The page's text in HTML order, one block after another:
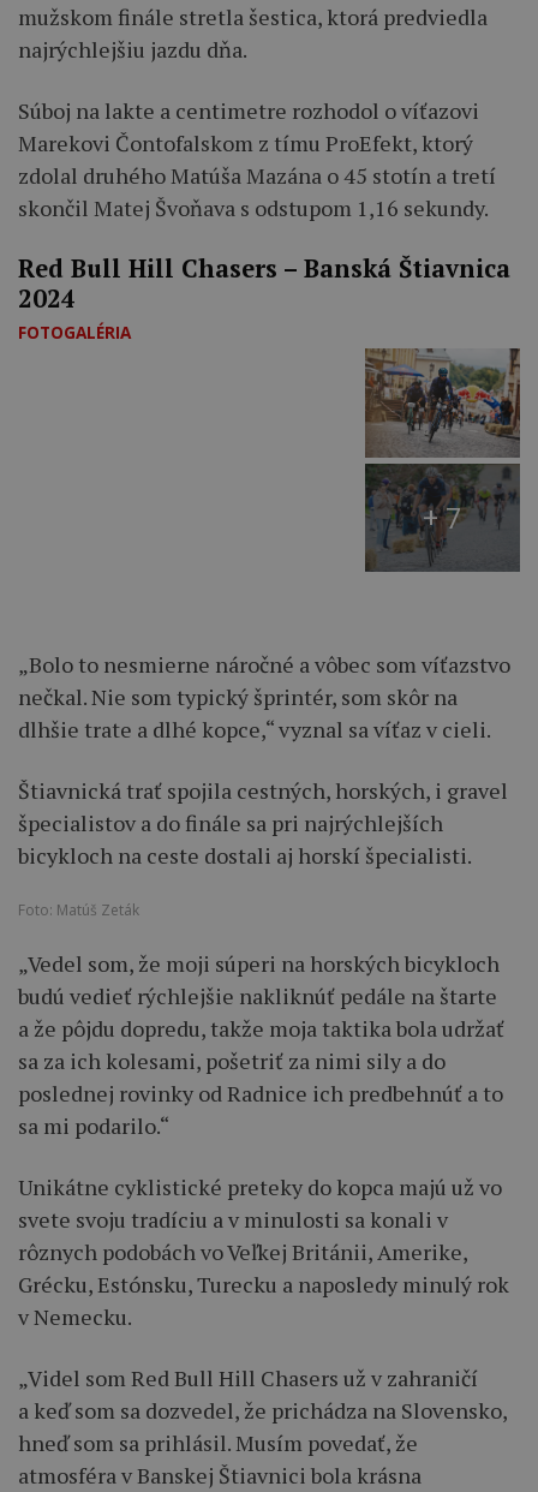
mužskom finále stretla šestica, ktorá predviedla
najrýchlejšiu jazdu dňa.
Súboj na lakte a centimetre rozhodol o víťazovi
Marekovi Čontofalskom z tímu ProEfekt, ktorý
zdolal druhého Matúša Mazána o 45 stotín a tretí
skončil Matej Švoňava s odstupom 1,16 sekundy.
Red Bull Hill Chasers – Banská Štiavnica
2024
FOTOGALÉRIA
+ 7
„Bolo to nesmierne náročné a vôbec som víťazstvo
nečkal. Nie som typický šprintér, som skôr na
dlhšie trate a dlhé kopce,“ vyznal sa víťaz v cieli.
Štiavnická trať spojila cestných, horských, i gravel
špecialistov a do finále sa pri najrýchlejších
bicykloch na ceste dostali aj horskí špecialisti.
Foto: Matúš Zeták
„Vedel som, že moji súperi na horských bicykloch
budú vedieť rýchlejšie nakliknúť pedále na štarte
a že pôjdu dopredu, takže moja taktika bola udržať
sa za ich kolesami, pošetriť za nimi sily a do
poslednej rovinky od Radnice ich predbehnúť a to
sa mi podarilo.“
Unikátne cyklistické preteky do kopca majú už vo
svete svoju tradíciu a v minulosti sa konali v
rôznych podobách vo Veľkej Británii, Amerike,
Grécku, Estónsku, Turecku a naposledy minulý rok
v Nemecku.
„Videl som Red Bull Hill Chasers už v zahraničí
a keď som sa dozvedel, že prichádza na Slovensko,
hneď som sa prihlásil. Musím povedať, že
atmosféra v Banskej Štiavnici bola krásna